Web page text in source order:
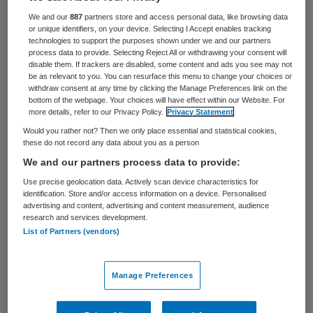
195 keer gelezen
De raad van toezicht van Zorgpartners
Friesland heeft Saskia van Opijnen benoemd
als nieuwe directeur-bestuurder van
Noorderbreedte. Zij volgt Jos Bleijenberg
op per 1 augustus, die volgens afspraak na
een interim-periode van een jaar
Noorderbreedte verlaat.
Saskia van Opijnen heeft ruime ervaring als
een transitie moeten realiseren. Zij
bekleedde diverse management- en
We and our887 partners store and access personal data, like browsing data
or unique identifiers, on your device. Selecting I Accept enables tracking
technologies to support the purposes shown under we and our partners
process data to provide. Selecting Reject All or withdrawing your consent will
disable them. If trackers are disabled, some content and ads you see may not
be as relevant to you. You can resurface this menu to change your choices or
withdraw consent at any time by clicking the Manage Preferences link on the
bottom of the webpage. Your choices will have effect within our Website. For
more details, refer to our Privacy Policy.
Privacy Statement
Would you rather not? Then we only place essential and statistical cookies,
these do not record any data about you as a person
We and our partners process data to provide:
Use precise geolocation data. Actively scan device characteristics for
identification. Store and/or access information on a device. Personalised
advertising and content, advertising and content measurement, audience
research and services development.
List of Partners (vendors)
Manage Preferences